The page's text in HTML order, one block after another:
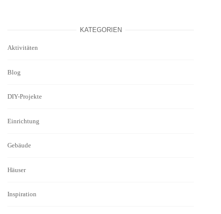
KATEGORIEN
Aktivitäten
Blog
DIY-Projekte
Einrichtung
Gebäude
Häuser
Inspiration